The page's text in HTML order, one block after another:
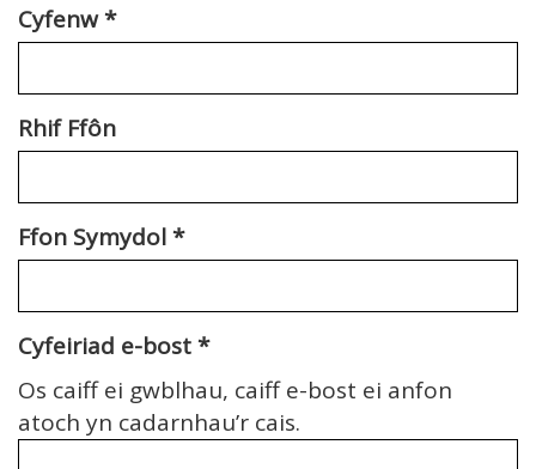
Cyfenw*
Rhif Ffôn
Ffon Symydol*
Cyfeiriad e-bost*
Os caiff ei gwblhau, caiff e-bost ei anfon
atoch yn cadarnhau’r cais.